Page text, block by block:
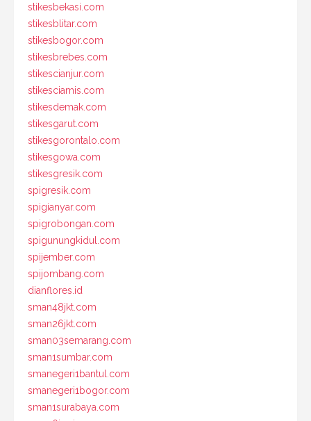
stikesbekasi.com
stikesblitar.com
stikesbogor.com
stikesbrebes.com
stikescianjur.com
stikesciamis.com
stikesdemak.com
stikesgarut.com
stikesgorontalo.com
stikesgowa.com
stikesgresik.com
spigresik.com
spigianyar.com
spigrobongan.com
spigunungkidul.com
spijember.com
spijombang.com
dianflores.id
sman48jkt.com
sman26jkt.com
sman03semarang.com
sman1sumbar.com
smanegeri1bantul.com
smanegeri1bogor.com
sman1surabaya.com